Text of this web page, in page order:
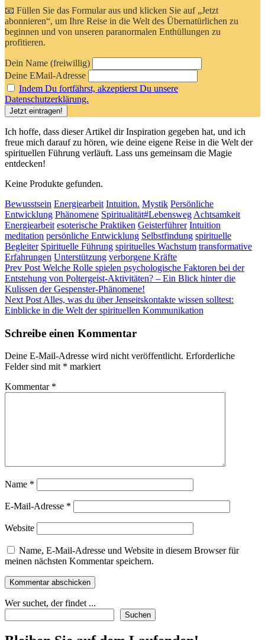
📧 Füllen Sie das Formular aus und klicken Sie auf „Jetzt
abonnieren“, um Ihre Reise in die Welt des Übernatürlichen zu
beginnen und von unseren paranormalen Enthüllungen zu
profitieren.
Dein Name (freiwillig)
Deine EMail-Adresse
Indem Du fortfährst, akzeptierst Du unsere
Datenschutzerklärung.
Ich hoffe, dass dieser Artikel dir Inspiration gegeben hat, und ich
freue mich darauf zu hören, wie deine eigene Reise in die Welt der
spirituellen Führung verläuft. Lass uns gemeinsam die Magie
entdecken!
Keine Produkte gefunden.
Categories
Bewusstsein Energiearbeit Intuition. Mystik Persönliche
Entwicklung Phänomene SpiritualitätTags,
#Lebensweg Achtsamkeit
Energiearbeit esoterische Praktiken Geisterführer Intuition
meditation persönliche Entwicklung Selbstfindung spirituelle
Begleiter Spirituelle Führung spirituelles Wachstum transformative
Erfahrungen Unterstützung verborgene Kräfte
Beitragsnavigation
Previous
Post
Prev Post Welche Rolle spielen psychologische Faktoren bei der
Entstehung von Poltergeist-Aktivitäten? – Ein Blick hinter die
Kulissen der Gespenster-Phänomene!
Next
Post
Next Post Alles, was du über Jenseitskontakte wissen solltest:
Einblicke in die Welt der spirituellen Kommunikation
Schreibe einen Kommentar
Deine E-Mail-Adresse wird nicht veröffentlicht. Erforderliche
Felder sind mit * markiert
Kommentar *
Name *
E-Mail-Adresse *
Website
Name, E-Mail-Adresse und Website in diesem Browser für
meinen nächsten Kommentar speichern.
Wer suchet, der findet ...
Suchen